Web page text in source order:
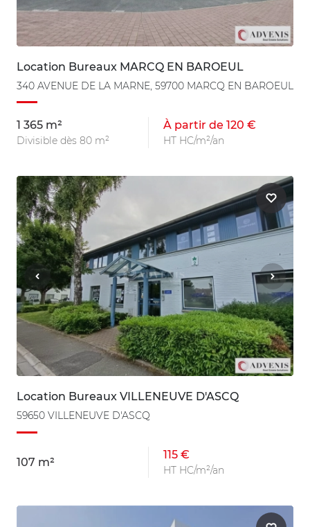
Location Bureaux MARCQ EN BAROEUL
340 AVENUE DE LA MARNE, 59700 MARCQ EN BAROEUL
1 365 m²
Divisible dès 80 m²
À partir de 120 €
HT HC/m²/an
Location Bureaux VILLENEUVE D'ASCQ
59650 VILLENEUVE D'ASCQ
107 m²
115 €
HT HC/m²/an